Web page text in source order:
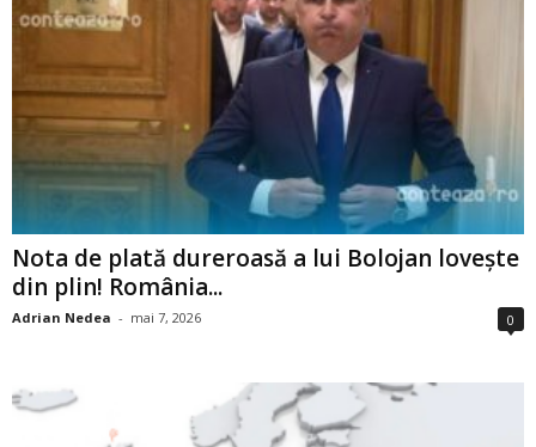
Nota de plată dureroasă a lui Bolojan lovește
din plin! România...
Adrian Nedea - mai 7, 2026 0